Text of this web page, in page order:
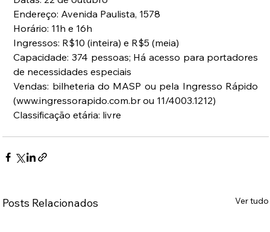
Endereço: Avenida Paulista, 1578
Horário: 11h e 16h
Ingressos: R$10 (inteira) e R$5 (meia)
Capacidade: 374 pessoas; Há acesso para portadores
de necessidades especiais
Vendas: bilheteria do MASP ou pela Ingresso Rápido
(www.ingressorapido.com.br ou 11/4003.1212)
Classificação etária: livre
Posts Relacionados Ver tudo